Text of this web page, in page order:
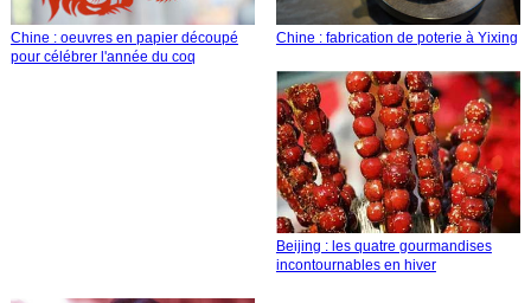
Chine : oeuvres en papier découpé
pour célébrer l'année du coq
Chine : fabrication de poterie à Yixing
Beijing : les quatre gourmandises
incontournables en hiver